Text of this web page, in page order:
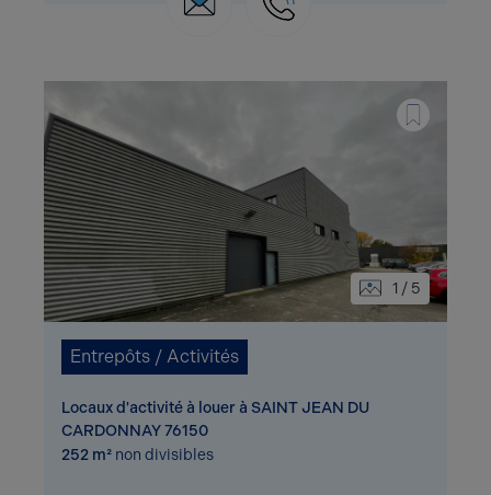
1 / 5
Entrepôts / Activités
Locaux d'activité à louer à SAINT JEAN DU
CARDONNAY 76150
252 m² non divisibles